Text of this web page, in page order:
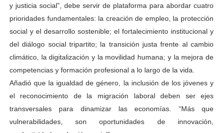
y justicia social”, debe servir de plataforma para abordar cuatro
prioridades fundamentales: la creación de empleo, la protección
social y el desarrollo sostenible; el fortalecimiento institucional y
del diálogo social tripartito; la transición justa frente al cambio
climático, la digitalización y la movilidad humana; y la mejora de
competencias y formación profesional a lo largo de la vida.
Añadió que la igualdad de género, la inclusión de los jóvenes y
el reconocimiento de la migración laboral deben ser ejes
transversales para dinamizar las economías. “Más que
vulnerabilidades, son oportunidades de innovación,